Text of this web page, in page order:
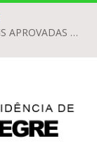
ATÉ O MOMENTO, NÃO HOUVE NOVAS LEIS APROVADAS PARA O EXERCÍCIO DE 2026.